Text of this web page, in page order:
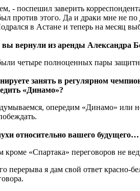
- поспешил заверить
против этого. Да и драки мне не
в Астане и теперь на месяц
вернули из аренды Александра
четыре полноценных пары
занять в регулярном
«Динамо»?
опередим «Динамо» или
относительно вашего будущего…
«Спартака» переговоров не
перерыва я дам свой ответ красно-